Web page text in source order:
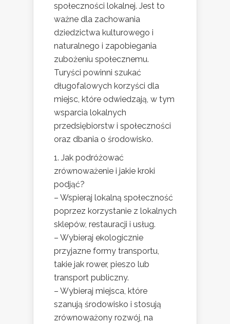
społeczności lokalnej. Jest to
ważne dla zachowania
dziedzictwa kulturowego i
naturalnego i zapobiegania
zubożeniu społecznemu.
Turyści powinni szukać
długofalowych korzyści dla
miejsc, które odwiedzają, w tym
wsparcia lokalnych
przedsiębiorstw i społeczności
oraz dbania o środowisko.
1. Jak podróżować
zrównoważenie i jakie kroki
podjąć?
– Wspieraj lokalną społeczność
poprzez korzystanie z lokalnych
sklepów, restauracji i usług.
– Wybieraj ekologicznie
przyjazne formy transportu,
takie jak rower, pieszo lub
transport publiczny.
– Wybieraj miejsca, które
szanują środowisko i stosują
zrównoważony rozwój, na